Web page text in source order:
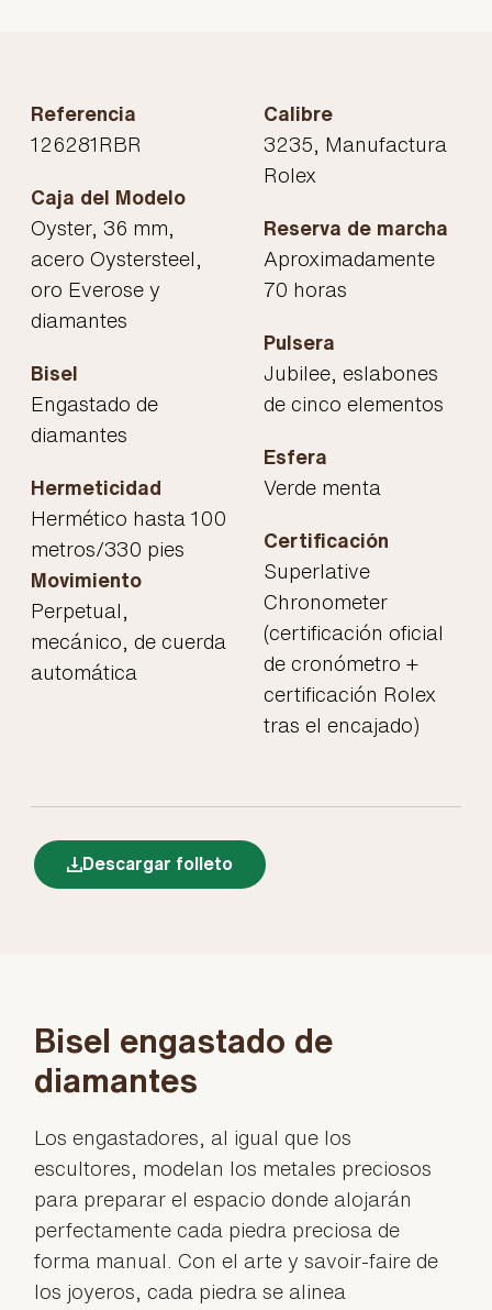
Referencia
126281RBR
Caja del Modelo
Oyster, 36 mm,
acero Oystersteel,
oro Everose y
diamantes
Bisel
Engastado de
diamantes
Hermeticidad
Hermético hasta 100
metros/330 pies
Movimiento
Perpetual,
mecánico, de cuerda
automática
Calibre
3235, Manufactura
Rolex
Reserva de marcha
Aproximadamente
70 horas
Pulsera
Jubilee, eslabones
de cinco elementos
Esfera
Verde menta
Certificación
Superlative
Chronometer
(certificación oficial
de cronómetro +
certificación Rolex
tras el encajado)
Descargar folleto
Bisel engastado de
diamantes
Los engastadores, al igual que los
escultores, modelan los metales preciosos
para preparar el espacio donde alojarán
perfectamente cada piedra preciosa de
forma manual. Con el arte y savoir-faire de
los joyeros, cada piedra se alinea